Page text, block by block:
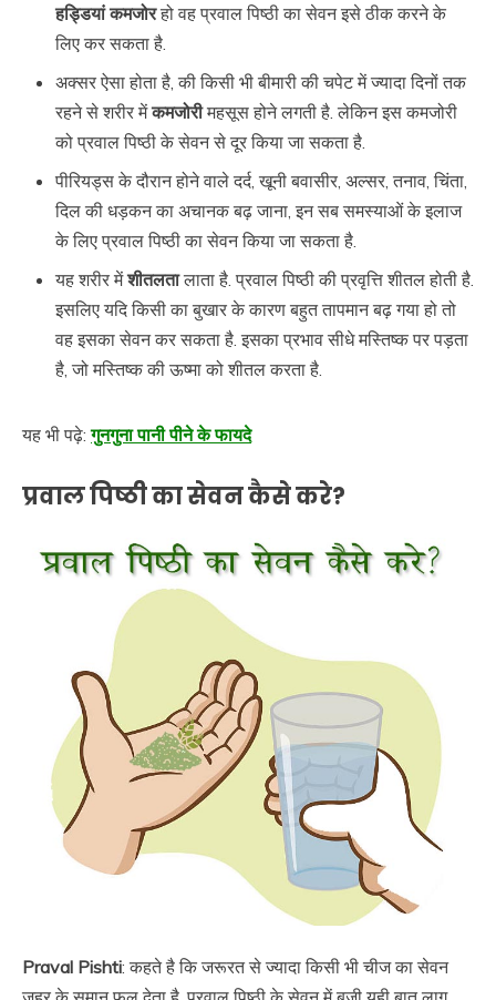
हड्डियां कमजोरहो वह प्रवाल पिष्ठी का सेवन इसे ठीक करने के
लिए कर सकता है.
अक्सर ऐसा होता है, की किसी भी बीमारी की चपेट में ज्यादा दिनों तक
रहने से शरीर मेंकमजोरीमहसूस होने लगती है. लेकिन इस कमजोरी
को प्रवाल पिष्ठी के सेवन से दूर किया जा सकता है.
पीरियड्स के दौरान होने वाले दर्द, खूनी बवासीर, अल्सर, तनाव, चिंता,
दिल की धड़कन का अचानक बढ़ जाना, इन सब समस्याओं के इलाज
के लिए प्रवाल पिष्ठी का सेवन किया जा सकता है.
यह शरीर मेंशीतलतालाता है. प्रवाल पिष्ठी की प्रवृत्ति शीतल होती है.
इसलिए यदि किसी का बुखार के कारण बहुत तापमान बढ़ गया हो तो
वह इसका सेवन कर सकता है. इसका प्रभाव सीधे मस्तिष्क पर पड़ता
है, जो मस्तिष्क की ऊष्मा को शीतल करता है.
यह भी पढ़े:गुनगुना पानी पीने के फायदे
प्रवाल पिष्ठी का सेवन कैसे करे?
Praval Pishti: कहते है कि जरूरत से ज्यादा किसी भी चीज का सेवन